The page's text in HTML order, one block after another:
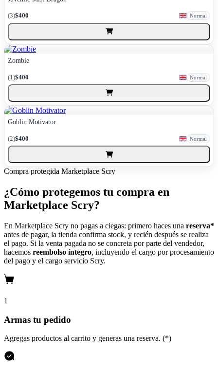
(3)$400 Normal
Zombie
(1)$400 Normal
Goblin Motivator
(2)$400 Normal
Compra protegida Marketplace Scry
¿Cómo protegemos tu compra en
Marketplace Scry?
En Marketplace Scry no pagas a ciegas: primero haces una reserva*
antes de pagar, la tienda confirma stock, y recién después se realiza
el pago. Si la venta pagada no se concreta por parte del vendedor,
hacemos reembolso íntegro, incluyendo el cargo por procesamiento
del pago y el cargo servicio Scry.
1
Armas tu pedido
Agregas productos al carrito y generas una reserva. (*)